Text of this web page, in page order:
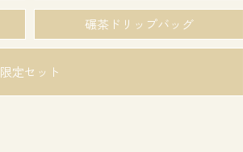
碾茶ドリップバッグ
限定セット